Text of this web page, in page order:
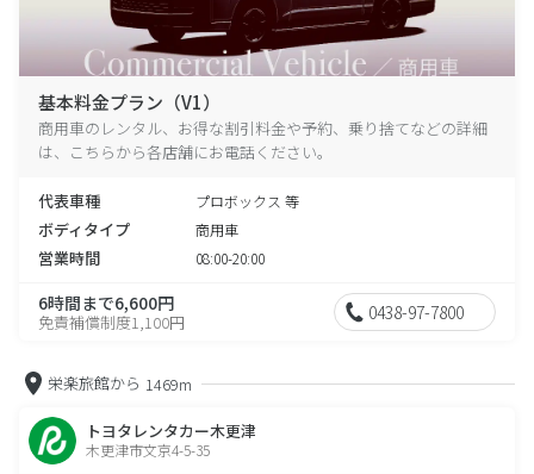
基本料金プラン（V1）
商用車のレンタル、お得な割引料金や予約、乗り捨てなどの詳細
は、こちらから各店舗にお電話ください。
代表車種 プロボックス 等
ボディタイプ 商用車
営業時間 08:00-20:00
6時間まで6,600円
免責補償制度1,100円 0438-97-7800
栄楽旅館から 1469m
トヨタレンタカー木更津
木更津市文京4-5-35